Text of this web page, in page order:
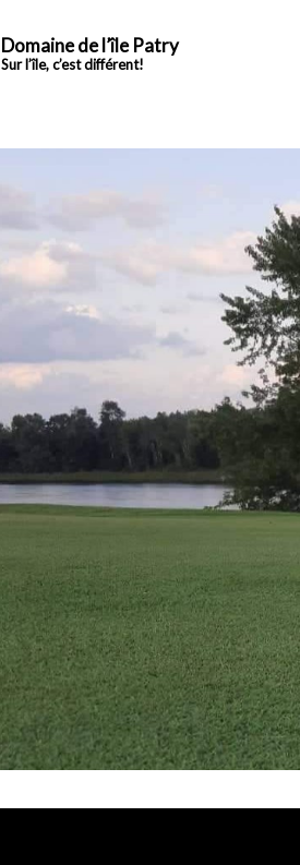
Domaine de l’île Patry
Sur l’île, c’est différent!